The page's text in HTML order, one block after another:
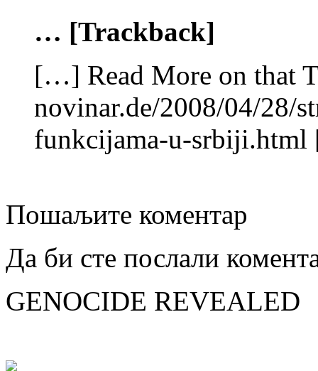
… [Trackback]
[…] Read More on that
novinar.de/2008/04/28/
funkcijama-u-
Пошаљите коментар
Да би сте послали
GENOCIDE REVEALED